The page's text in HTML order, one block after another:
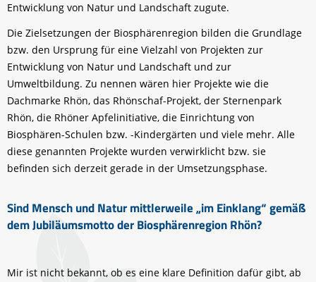
Entwicklung von Natur und Landschaft zugute.
Die Zielsetzungen der Biosphärenregion bilden die Grundlage
bzw. den Ursprung für eine Vielzahl von Projekten zur
Entwicklung von Natur und Landschaft und zur
Umweltbildung. Zu nennen wären hier Projekte wie die
Dachmarke Rhön, das Rhönschaf-Projekt, der Sternenpark
Rhön, die Rhöner Apfelinitiative, die Einrichtung von
Biosphären-Schulen bzw. -Kindergärten und viele mehr. Alle
diese genannten Projekte wurden verwirklicht bzw. sie
befinden sich derzeit gerade in der Umsetzungsphase.
Sind Mensch und Natur mittlerweile „im Einklang“ gemäß
dem Jubiläumsmotto der Biosphärenregion Rhön?
Mir ist nicht bekannt, ob es eine klare Definition dafür gibt, ab